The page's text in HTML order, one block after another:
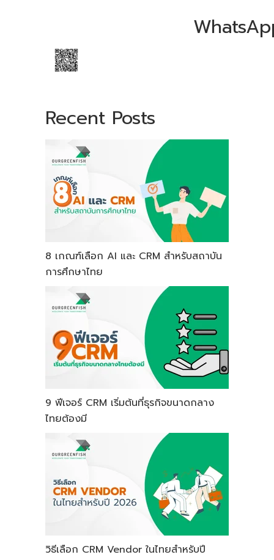
Recent Posts
8 เกณฑ์เลือก AI และ CRM สำหรับสถาบัน
การศึกษาไทย
9 ฟีเจอร์ CRM เริ่มต้นที่ธุรกิจขนาดกลาง
ไทยต้องมี
วิธีเลือก CRM Vendor ในไทยสำหรับปี